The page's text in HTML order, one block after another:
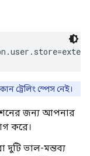
ট্রেলিং স্পেস নেই।
জন্য আপনার
করে।
ভাল-মন্তব্য